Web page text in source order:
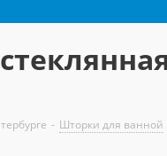
- Шторки для ванной